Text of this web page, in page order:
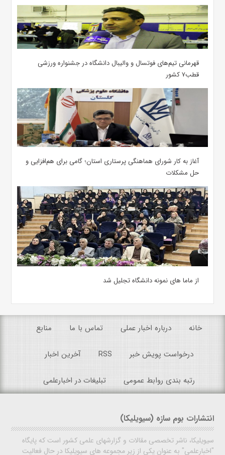
قهرمانی تیم‌های فوتسال و والیبال دانشگاه در جشنواره ورزشی
قطب۷ کشور
آغاز به کار شورای هماهنگی پرستاری استان؛ گامی برای هم‌افزایی و
حل مشکلات
از ماما های نمونه دانشگاه تجلیل شد
خانه درباره اخبار عملی تماس با ما منابع
درخواست پویش خبر RSS آخرین اخبار
رتبه بندی روابط عمومی تبلیغات در اخبارعلمی
انتشارات بوم سازه (سیویلیکا)
سیویلیکا، ناشر تخصصی مقالات و گزارشهای علمی کشور است که پایگاه
"اخبارعلمی" به عنوان یکی از زیر مجموعه های سیویلیکا در حال فعالیت